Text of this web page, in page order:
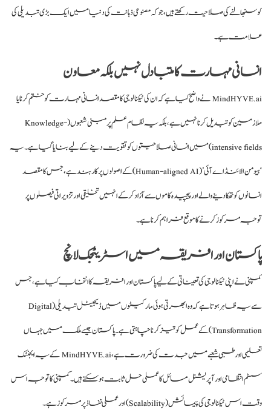
کو سنبھالنے کی صلاحیت رکھتے ہیں، جو کہ مصنوعی ذہانت کی دنیا میں ایک بڑی تبدیلی کی
علامت ہے۔
انسانی مہارت کا متبادل نہیں بلکہ معاون
MindHYVE.ai نے واضح کیا ہے کہ ان کی ٹیکنالوجی کا مقصد انسانی مہارت کو ختم کرنا یا
ملازمین کو تبدیل کرنا نہیں ہے، بلکہ یہ نظام علم پر مبنی شعبوں (Knowledge-
intensive fields) میں انسانی صلاحیتوں کو تقویت دینے کے لیے بنایا گیا ہے۔ یہ
‘ہیومن الائنڈ اے آئی’ (Human-aligned AI) کے اصولوں پر کاربند ہے، جس کا مقصد
انسانوں کو تھکا دینے والے اور پیچیدہ کاموں سے آزاد کر کے انہیں تخلیقی اور تزویراتی فیصلوں پر
توجہ مرکوز کرنے کا موقع فراہم کرنا ہے۔
پاکستان اور افریقہ میں اسٹریٹجک لانچ
کمپنی نے اپنی ٹیکنالوجی کی تعیناتی کے لیے پاکستان اور افریقہ کا انتخاب کیا ہے، جس
سے یہ ظاہر ہوتا ہے کہ وہ ابھرتی ہوئی مارکیٹوں میں ڈیجیٹل تبدیلی (Digital
Transformation) کے عمل کو تیز کرنا چاہتی ہے۔ پاکستان جیسے ملک میں جہاں
تعلیمی اور طبی شعبے میں جدت کی ضرورت ہے، MindHYVE.ai کے یہ ایجنٹک
سسٹم انتظامی اور آپریشنل مسائل کا عملی حل ثابت ہو سکتے ہیں۔ کمپنی کا توجہ اس
وقت اس ٹیکنالوجی کی پیمائش (Scalability) اور عملی نفاذ پر مرکوز ہے۔